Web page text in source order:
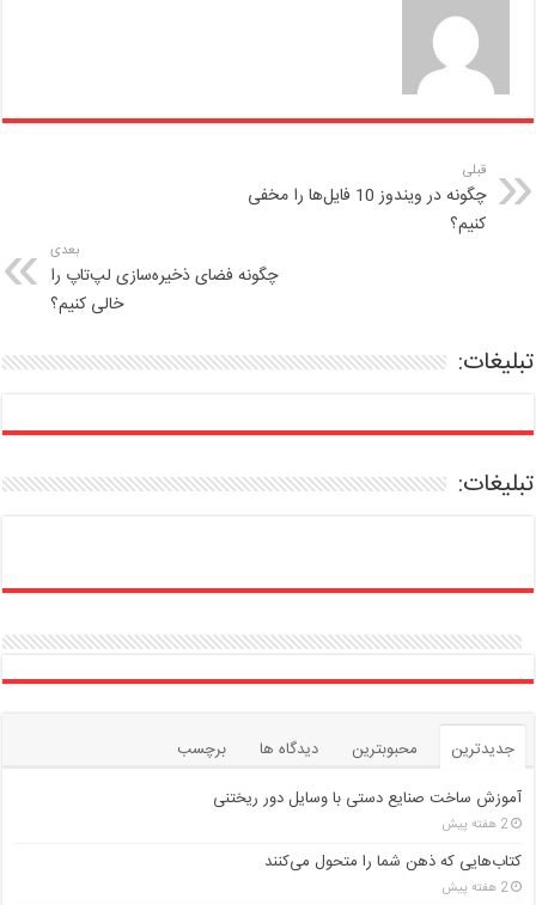
قبلی
چگونه در ویندوز 10 فایل‌ها را مخفی
کنیم؟
بعدی
چگونه فضای ذخیره‌سازی لپ‌تاپ را
خالی کنیم؟
تبلیغات:
تبلیغات:
جدیدترین محبوبترین دیدگاه ها
برچسب
آموزش ساخت صنایع دستی با وسایل دور ریختنی
2 هفته پیش
کتاب‌هایی که ذهن شما را متحول می‌کنند
2 هفته پیش